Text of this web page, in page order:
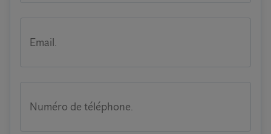
Email.
Numéro de téléphone.